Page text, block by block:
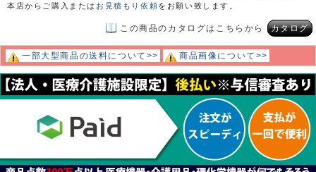
本店からご購入または お見積もり依頼をお願い致します。
この商品のカタログはこちらから カタログ
一部大型商品の送料について>> 商品画像について>>